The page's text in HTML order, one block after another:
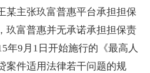
某主张玖富普惠平台承担担保
玖富普惠并无承诺承担担保责
年9月1日开始施行的《最高人
案件适用法律若干问题的规